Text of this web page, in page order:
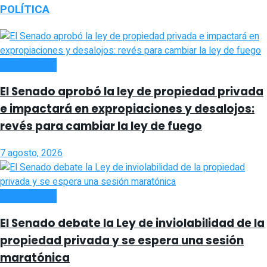
POLÍTICA
El Senado aprobó la ley de propiedad privada
e impactará en expropiaciones y desalojos:
revés para cambiar la ley de fuego
7 agosto, 2026
El Senado debate la Ley de inviolabilidad de la
propiedad privada y se espera una sesión
maratónica